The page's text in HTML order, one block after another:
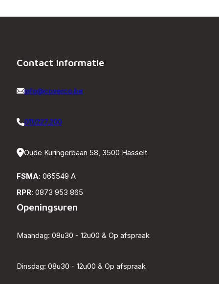
Contact informatie
info@coverco.be
011/227.200
Oude Kuringerbaan 58, 3500 Hasselt
FSMA: 065549 A
RPR: 0873 953 865
Openingsuren
Maandag: 08u30 - 12u00 & Op afspraak
Dinsdag: 08u30 - 12u00 & Op afspraak